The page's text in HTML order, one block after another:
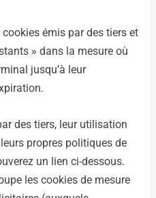
émis par des tiers et
» dans la mesure où
jusqu’à leur
des tiers, leur utilisation
propres politiques de
un lien ci-dessous.
les cookies de mesure